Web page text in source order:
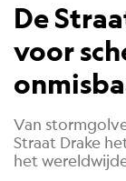
De
voor
Van
Straat Drake
het